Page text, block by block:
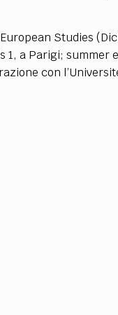
Studies
1, a Parigi; summer
con